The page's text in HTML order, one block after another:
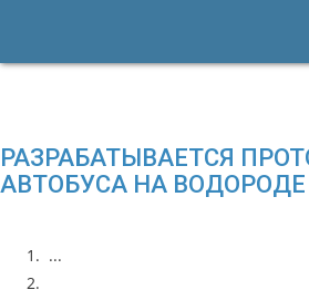
РАЗРАБАТЫВАЕТСЯ
АВТОБУСА НА ВОДОРОДЕ
...